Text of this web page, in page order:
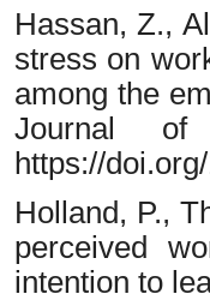
Hassan, Z.,
stress on
among the
Journal of
https://
Holland, P.,
perceived
intention to